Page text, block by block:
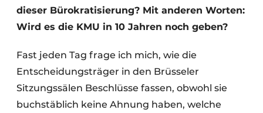
dieser Bürokratisierung? Mit anderen Worten:
Wird es die KMU in 10 Jahren noch geben?
Fast jeden Tag frage ich mich, wie die
Entscheidungsträger in den Brüsseler
Sitzungssälen Beschlüsse fassen, obwohl sie
buchstäblich keine Ahnung haben, welche